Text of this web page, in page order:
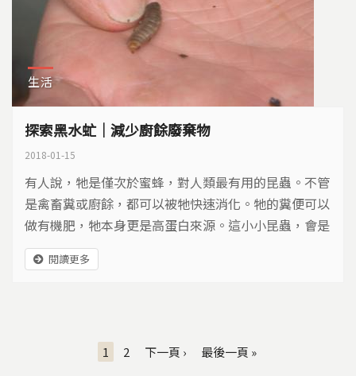
生活
探索黑水虻｜減少廚餘廢棄物
2018-01-15
有人說，牠是僅次於蜜蜂，對人類最有用的昆蟲。不管
是禽畜糞或廚餘，都可以被牠快速消化。牠的糞便可以
做有機肥，牠本身更是高蛋白來源。這小小昆蟲，會是
轉化人類煩惱、提供食物來源的救星嗎？
閱讀更多
1 2 下一頁 › 最後一頁 »